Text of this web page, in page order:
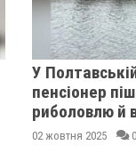
У
пенсіонер
риболовлю й
02 жовтня 2025 0